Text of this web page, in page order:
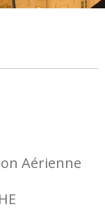
Aérienne